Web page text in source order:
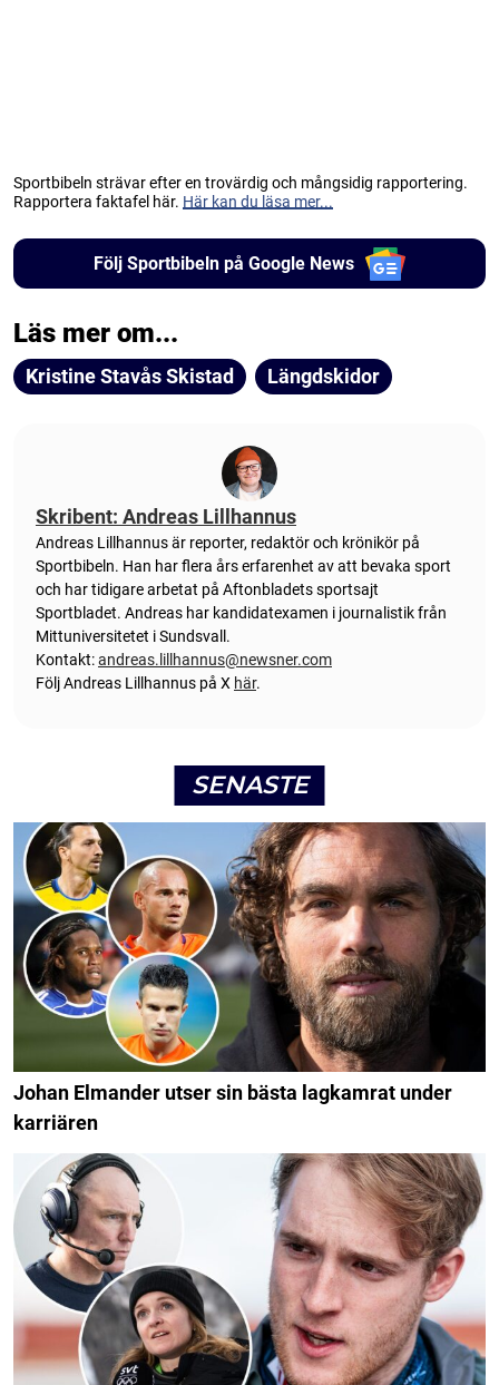
Sportbibeln strävar efter en trovärdig och mångsidig rapportering.
Rapportera faktafel här. Här kan du läsa mer...
Följ Sportbibeln på Google News
Läs mer om...
Kristine Stavås Skistad Längdskidor
Skribent: Andreas Lillhannus
Andreas Lillhannus är reporter, redaktör och krönikör på
Sportbibeln. Han har flera års erfarenhet av att bevaka sport
och har tidigare arbetat på Aftonbladets sportsajt
Sportbladet. Andreas har kandidatexamen i journalistik från
Mittuniversitetet i Sundsvall.
Kontakt:andreas.lillhannus@newsner.com
Följ Andreas Lillhannus på X här.
SENASTE
Johan Elmander utser sin bästa lagkamrat under
karriären